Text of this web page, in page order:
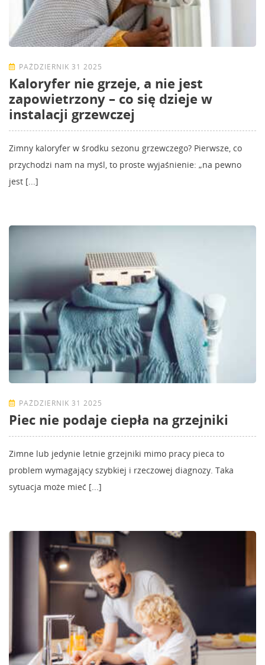
PAŹDZIERNIK 31 2025
Kaloryfer nie grzeje, a nie jest
zapowietrzony – co się dzieje w
instalacji grzewczej
Zimny kaloryfer w środku sezonu grzewczego? Pierwsze, co
przychodzi nam na myśl, to proste wyjaśnienie: „na pewno
jest [...]
PAŹDZIERNIK 31 2025
Piec nie podaje ciepła na grzejniki
Zimne lub jedynie letnie grzejniki mimo pracy pieca to
problem wymagający szybkiej i rzeczowej diagnozy. Taka
sytuacja może mieć [...]